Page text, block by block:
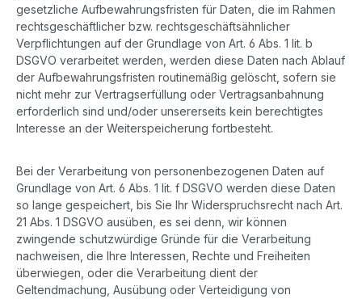
gesetzliche Aufbewahrungsfristen für Daten, die im Rahmen
rechtsgeschäftlicher bzw. rechtsgeschäftsähnlicher
Verpflichtungen auf der Grundlage von Art. 6 Abs. 1 lit. b
DSGVO verarbeitet werden, werden diese Daten nach Ablauf
der Aufbewahrungsfristen routinemäßig gelöscht, sofern sie
nicht mehr zur Vertragserfüllung oder Vertragsanbahnung
erforderlich sind und/oder unsererseits kein berechtigtes
Interesse an der Weiterspeicherung fortbesteht.
Bei der Verarbeitung von personenbezogenen Daten auf
Grundlage von Art. 6 Abs. 1 lit. f DSGVO werden diese Daten
so lange gespeichert, bis Sie Ihr Widerspruchsrecht nach Art.
21 Abs. 1 DSGVO ausüben, es sei denn, wir können
zwingende schutzwürdige Gründe für die Verarbeitung
nachweisen, die Ihre Interessen, Rechte und Freiheiten
überwiegen, oder die Verarbeitung dient der
Geltendmachung, Ausübung oder Verteidigung von